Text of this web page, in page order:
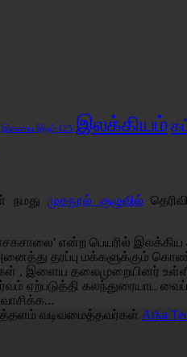
இணைய இதழ் 125 இலக்கியம்
நமதுமுகநூல் குழுவில்
என்ற பெயரில் இலக்கிய
தரப்பு மக்களுக்கும்
, இளைய தலைமுறையினர்
ஏற்படுத்தி கலந்துரையாட
வடிவமைத்தவர்கள் Arka